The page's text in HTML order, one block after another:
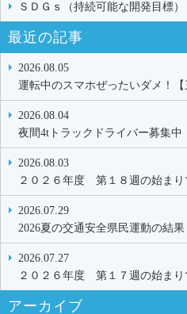
ＳＤＧｓ（持続可能な開発目標）
最近の記事
2026.08.05
運転中のスマホぜったいダメ！
2026.08.04
夜間4tトラックドライバー募集中
2026.08.03
２０２６年度 第１８週の始ま
2026.07.29
2026夏の交通安全県民運動の結
2026.07.27
２０２６年度 第１７週の始ま
アーカイブ